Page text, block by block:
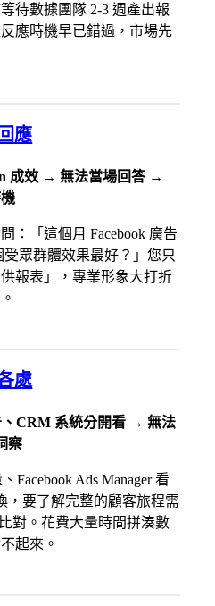
待數據團隊 2-3 週產出報
應時機早已錯過，市場先
應
成效 → 無法當場回答 →
：「這個月 Facebook 廣告
眾群體效果最好？」您只
報表」，專業形象大打折
處
、CRM 系統分開看 → 無法
察
Facebook Ads Manager 看
，要了解完整的顧客旅程需
對。花費大量時間拼湊數
起來。